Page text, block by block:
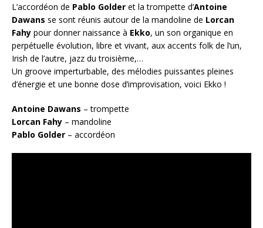
L’accordéon de Pablo Golder et la trompette d’Antoine
Dawans se sont réunis autour de la mandoline de Lorcan
Fahy pour donner naissance à Ekko, un son organique en
perpétuelle évolution, libre et vivant, aux accents folk de l’un,
Irish de l’autre, jazz du troisième,…
Un groove imperturbable, des mélodies puissantes pleines
d’énergie et une bonne dose d’improvisation, voici Ekko !
Antoine Dawans – trompette
Lorcan Fahy – mandoline
Pablo Golder – accordéon